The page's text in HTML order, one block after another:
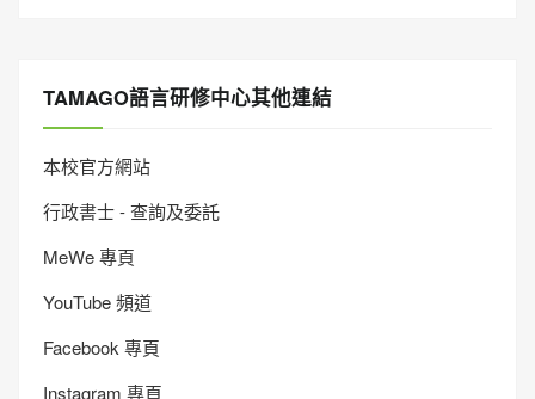
TAMAGO語言研修中心其他連結
本校官方網站
行政書士 - 查詢及委託
MeWe 專頁
YouTube 頻道
Facebook 專頁
Instagram 專頁